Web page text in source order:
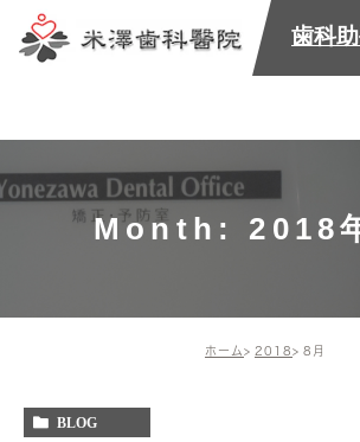
歯科
Month: 2018
ホーム 2018 8月
BLOG